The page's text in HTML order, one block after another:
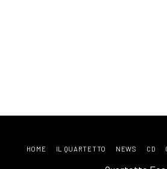
HOME IL QUARTETTO NEWS CD